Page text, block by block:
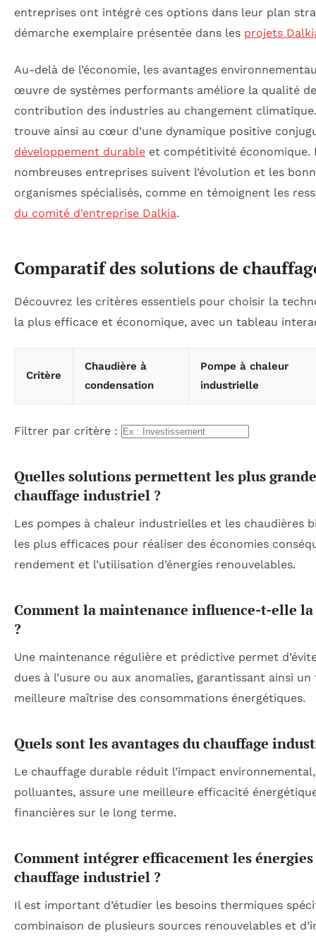
entreprises ont intégré ces options dans leur plan
démarche exemplaire présentée dans les projets
Au-delà de l’économie, les avantages
œuvre de systèmes performants améliore la qualité
contribution des industries au changement
trouve ainsi au cœur d’une dynamique positive
développement durable et compétitivité économique.
nombreuses entreprises suivent l’évolution et les
organismes spécialisés, comme en témoignent les
du comité d’entreprise Dalkia.
Comparatif des solutions de
Découvrez les critères essentiels pour choisir la
la plus efficace et économique, avec un tableau
Critère
Chaudière à
condensation
Pompe à chaleur
industrielle
Filtrer par critère :
Quelles solutions permettent les plus
chauffage industriel ?
Les pompes à chaleur industrielles et les chaudières
les plus efficaces pour réaliser des économies
rendement et l’utilisation d’énergies renouvelables.
Comment la maintenance influence-t-elle
?
Une maintenance régulière et prédictive permet
dues à l’usure ou aux anomalies, garantissant ainsi
meilleure maîtrise des consommations énergétiques.
Quels sont les avantages du chauffage
Le chauffage durable réduit l’impact
polluantes, assure une meilleure efficacité
financières sur le long terme.
Comment intégrer efficacement les
chauffage industriel ?
Il est important d’étudier les besoins thermiques
combinaison de plusieurs sources renouvelables et